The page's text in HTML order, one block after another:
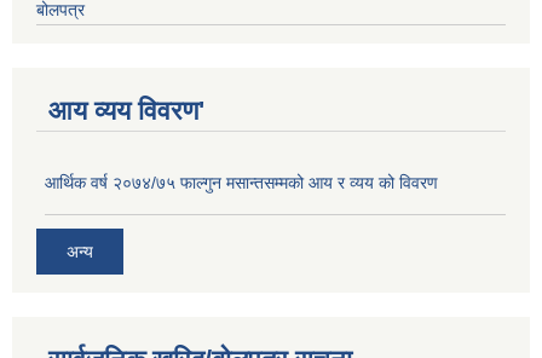
बोलपत्र
आय व्यय विवरण'
आर्थिक वर्ष २०७४/७५ फाल्गुन मसान्तसम्मको आय र व्यय को विवरण
अन्य